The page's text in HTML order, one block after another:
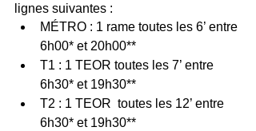
lignes suivantes :
MÉTRO : 1 rame toutes les 6’ entre
6h00* et 20h00**
T1 : 1 TEOR toutes les 7’ entre
6h30* et 19h30**
T2 : 1 TEOR  toutes les 12’ entre
6h30* et 19h30**